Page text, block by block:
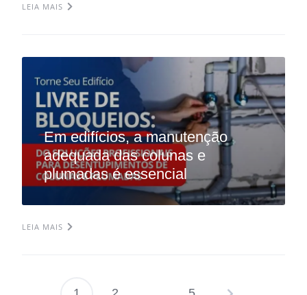
LEIA MAIS
Em edifícios, a manutenção
adequada das colunas e
plumadas é essencial
LEIA MAIS